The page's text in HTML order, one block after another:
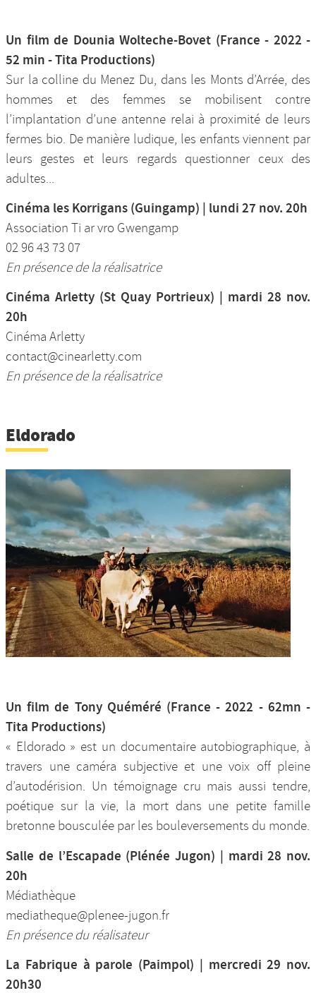
Un film de Dounia Wolteche-Bovet (France - 2022 -
52 min - Tita Productions)
Sur la colline du Menez Du, dans les Monts d’Arrée, des
hommes et des femmes se mobilisent contre
l’implantation d’une antenne relai à proximité de leurs
fermes bio. De manière ludique, les enfants viennent par
leurs gestes et leurs regards questionner ceux des
adultes...
Cinéma les Korrigans (Guingamp) | lundi 27 nov. 20h
Association Ti ar vro Gwengamp
02 96 43 73 07
En présence de la réalisatrice
Cinéma Arletty (St Quay Portrieux) | mardi 28 nov.
20h
Cinéma Arletty
contact@cinearletty.com
En présence de la réalisatrice
Eldorado
Un film de Tony Quéméré (France - 2022 - 62mn -
Tita Productions)
« Eldorado » est un documentaire autobiographique, à
travers une caméra subjective et une voix off pleine
d’autodérision. Un témoignage cru mais aussi tendre,
poétique sur la vie, la mort dans une petite famille
bretonne bousculée par les bouleversements du monde.
Salle de l’Escapade (Plénée Jugon) | mardi 28 nov.
20h
Médiathèque
mediatheque@plenee-jugon.fr
En présence du réalisateur
La Fabrique à parole (Paimpol) | mercredi 29 nov.
20h30